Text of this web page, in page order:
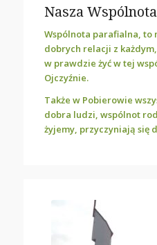
Nasza Wspólnota
Wspólnota parafialna, to
dobrych relacji z
w prawdzie żyć w tej
Ojczyźnie.
Także w Pobierowie
dobra ludzi, wspólnot
żyjemy, przyczyniają się